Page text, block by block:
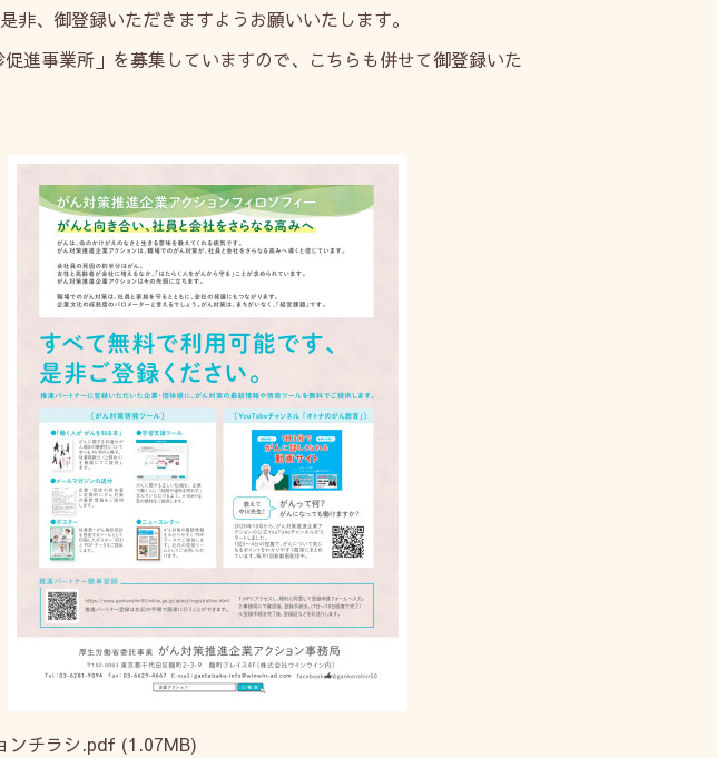
、御登録いただきますようお願いいたします。
進事業所」を募集していますので、こちらも併せて御登録いた
ンチラシ.pdf (1.07MB)